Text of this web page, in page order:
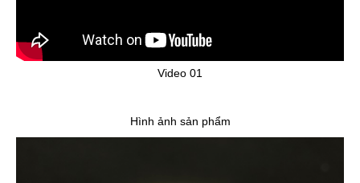
Video 01
Hình ảnh sản phẩm